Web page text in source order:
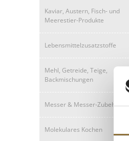
Kaviar, Austern, Fisch- und
Meerestier-Produkte
Lebensmittelzusatzstoffe
Mehl, Getreide, Teige,
Backmischungen
Messer & Messer-Zubehör
Molekulares Kochen